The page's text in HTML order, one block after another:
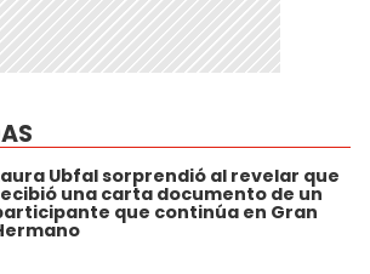
Ubfal sorprendió al revelar que
una carta documento de un
que continúa en Gran